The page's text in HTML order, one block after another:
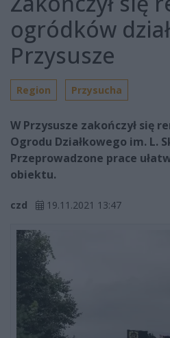
ogródków
Przysusze
Region Przysucha
W Przysusze zakończył się
Ogrodu Działkowego im. L.
Przeprowadzone prace
obiektu.
czd 19.11.2021 13:47